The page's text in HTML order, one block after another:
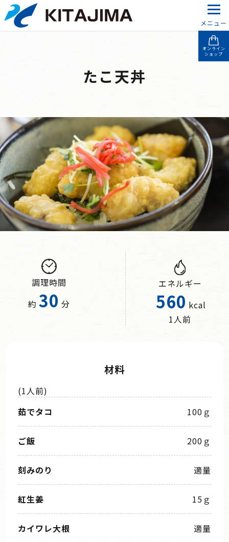
メニュー
オンライン
ショップ
たこ天丼
調理時間
約 30 分
エネルギー
560 kcal
1人前
材料
(1人前)
茹でタコ
100ｇ
ご飯 200ｇ
刻みのり 適量
紅生姜 15ｇ
カイワレ大根 適量